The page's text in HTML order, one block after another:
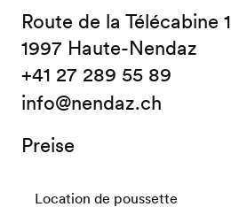
Route de la Télécabine 1
1997 Haute-Nendaz
+41 27 289 55 89
info@nendaz.ch
Preise
Location de poussette